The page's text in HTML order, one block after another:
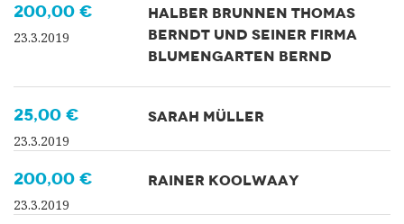
200,00 €
23.3.2019
HALBER BRUNNEN THOMAS
BERNDT UND SEINER FIRMA
BLUMENGARTEN BERND
25,00 €
23.3.2019
SARAH MÜLLER
200,00 €
23.3.2019
RAINER KOOLWAAY